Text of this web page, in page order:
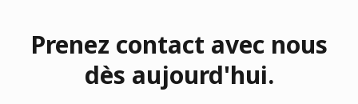
Prenez contact avec nous
dès aujourd'hui.